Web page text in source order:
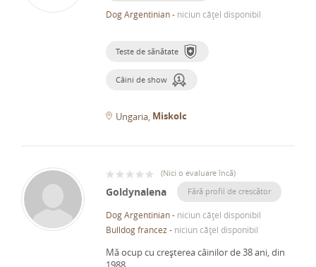
Dog Argentinian- niciun cățel disponibil
Teste de sănătate
Câini de show
Ungaria Miskolc
(Nici o evaluare încă)
Goldynalena Fără profil de crescător
Dog Argentinian- niciun cățel disponibil
Bulldog francez - niciun cățel disponibil
Mă ocup cu creșterea câinilor de 38 ani, din